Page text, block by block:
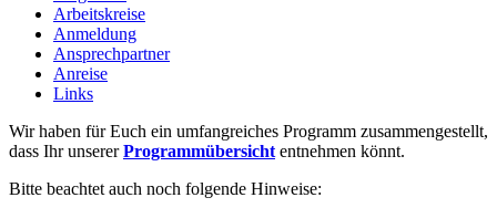
Arbeitskreise
Anmeldung
Ansprechpartner
Anreise
Links
Wir haben für Euch ein umfangreiches Programm zusammengestellt,
dass Ihr unsererProgrammübersicht entnehmen könnt.
Bitte beachtet auch noch folgende Hinweise: